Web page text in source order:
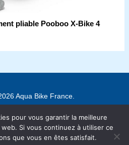
pliable Pooboo X-Bike 4
Aqua Bike France.
Contact
légales
de confidentialité
pour vous garantir la meilleure
Si vous continuez à utiliser ce
que vous en êtes satisfait.